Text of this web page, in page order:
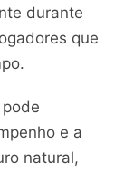
durante
que
e a
natural,